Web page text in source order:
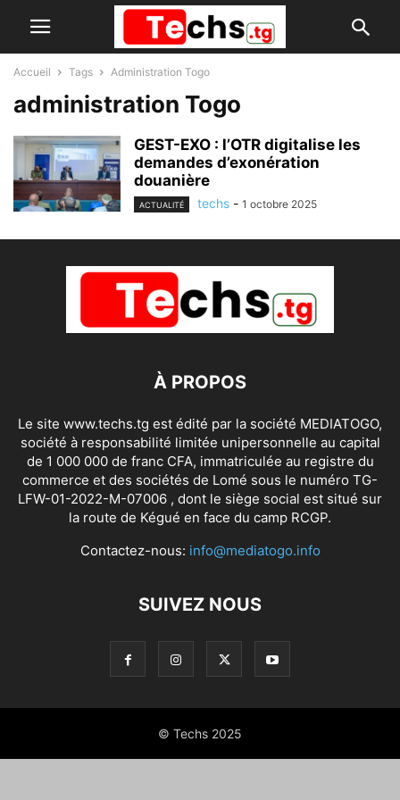
Accueil Tags Administration Togo
administration Togo
GEST-EXO : l’OTR digitalise les
demandes d’exonération
douanière
ACTUALITÉ techs - 1 octobre 2025
À PROPOS
Le site www.techs.tg est édité par la société MEDIATOGO,
société à responsabilité limitée unipersonnelle au capital
de 1 000 000 de franc CFA, immatriculée au registre du
commerce et des sociétés de Lomé sous le numéro TG-
LFW-01-2022-M-07006 , dont le siège social est situé sur
la route de Kégué en face du camp RCGP.
Contactez-nous: info@mediatogo.info
SUIVEZ NOUS
© Techs 2025